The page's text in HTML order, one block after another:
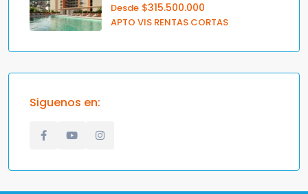
Desde $315.500.000
APTO VIS RENTAS CORTAS
Siguenos en: